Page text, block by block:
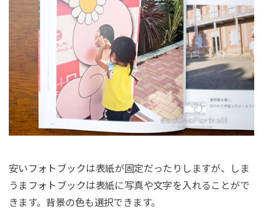
安いフォトブックは表紙が固定だったりしますが、しま
うまフォトブックは表紙に写真や文字を入れることがで
きます。背景の色も選択できます。